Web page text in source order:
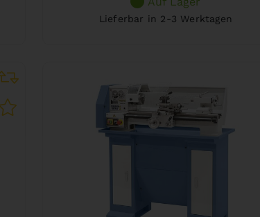
Lieferbar in 2-3 Werktagen